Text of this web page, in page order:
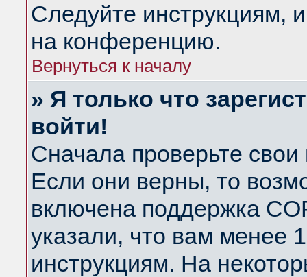
Следуйте инструкциям,
на конференцию.
Вернуться к началу
» Я только что
войти!
Сначала проверьте
Если они верны, то
включена поддержка
указали, что вам менее
инструкциям. На